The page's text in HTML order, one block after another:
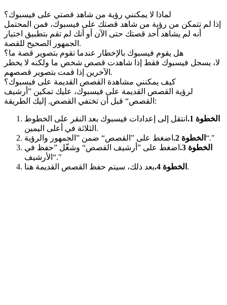
لماذا لا يمكنني رؤية من شاهد قصتي على فيسبوك؟
إذا لم تتمكن من رؤية من شاهد قصتك على فيسبوك، فمن المحتمل
أنه لم يشاهد أحد قصتك حتى الآن أو أنك لم تقم بتطبيق اختيار
الجمهور الصحيح للقصة.
هل يقوم فيسبوك بالإخطار عندما تقوم بتصوير قصة ما؟
لا، يسجل فيسبوك فقط إذا شاهدت قصص شخص ما ولكنه لا يخطر
الآخرين إذا قمت بتصوير قصصهم.
كيف يمكنني مشاهدة القصص القديمة على فيسبوك؟
لرؤية القصص القديمة على فيسبوك، عليك تمكين ”أرشيف
القصص“ قبل أن تختفي القصص. إليك الطريقة:
الخطوة 1.
انتقل إلى إعدادات فيسبوك بعد النقر على الخطوط
الثلاثة في أعلى اليمين.
الخطوة 2. اضغط على ”القصص“ ضمن ”الجمهور والرؤية“."
الخطوة 3.
اضغط على ”أرشيف القصص“ وشغّل ”حفظ في
الأرشيف“."
الخطوة 4. بعد ذلك، سيتم حفظ القصص القديمة هنا.